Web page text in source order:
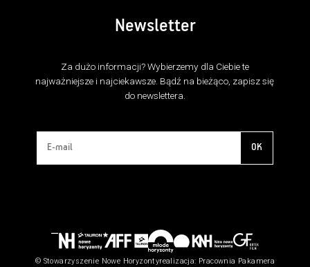
Newsletter
Za dużo informacji? Wybierzemy dla Ciebie te
najważniejsze i najciekawsze. Bądź na bieżąco, zapisz się
do newslettera.
OK
© Stowarzyszenie Nowe Horyzontyrealizacja: Pracownia Pakamera